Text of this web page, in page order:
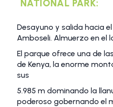
NATIONAL PARK:
Desayuno y salida hacia
Amboseli. Almuerzo en el
El parque ofrece una de
de Kenya, la enorme
sus
5.985 m dominando la
poderoso gobernando el